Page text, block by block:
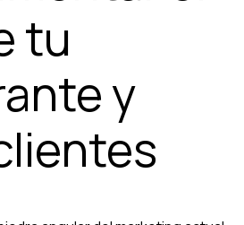
tu
y